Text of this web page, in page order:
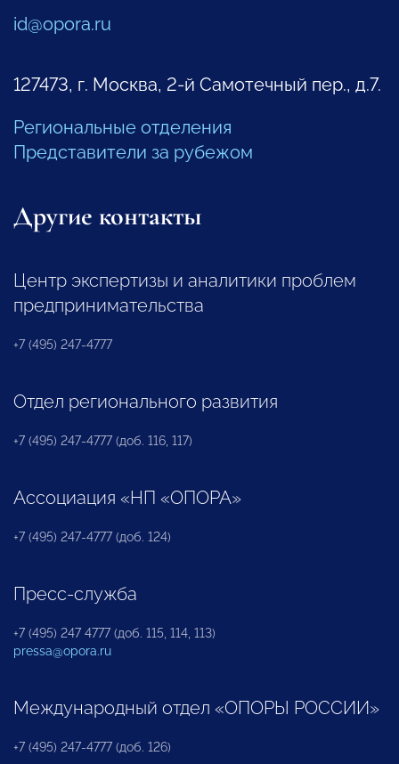
id@opora.ru
127473, г. Москва, 2-й Самотечный пер., д.7.
Региональные отделения
Представители за рубежом
Другие контакты
Центр экспертизы и аналитики проблем
предпринимательства
+7 (495) 247-4777
Отдел регионального развития
+7 (495) 247-4777 (доб. 116, 117)
Ассоциация «НП «ОПОРА»
+7 (495) 247-4777 (доб. 124)
Пресс-служба
+7 (495) 247 4777 (доб. 115, 114, 113)
pressa@opora.ru
Международный отдел «ОПОРЫ РОССИИ»
+7 (495) 247-4777 (доб. 126)